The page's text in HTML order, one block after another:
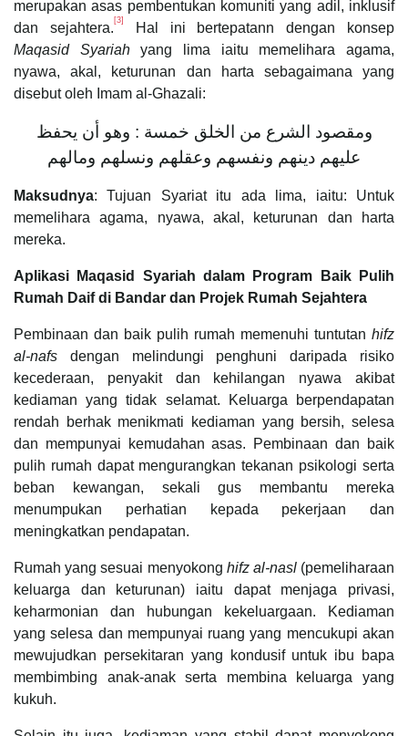
merupakan asas pembentukan komuniti yang adil, inklusif
dan sejahtera. [3]
Hal ini bertepatann dengan konsep
Maqasid Syariahyang lima iaitu memelihara agama,
nyawa, akal, keturunan dan harta sebagaimana yang
disebut oleh Imam al-Ghazali:
ومقصود الشرع من الخلق خمسة : وهو أن يحفظ
عليهم دينهم ونفسهم وعقلهم ونسلهم ومالهم
Maksudnya: Tujuan Syariat itu ada lima, iaitu: Untuk
memelihara agama, nyawa, akal, keturunan dan harta
mereka.
Aplikasi Maqasid Syariah dalam Program Baik Pulih
Rumah Daif di Bandar dan Projek Rumah Sejahtera
Pembinaan dan baik pulih rumah memenuhi tuntutan hifz
al-nafs dengan melindungi penghuni daripada risiko
kecederaan, penyakit dan kehilangan nyawa akibat
kediaman yang tidak selamat. Keluarga berpendapatan
rendah berhak menikmati kediaman yang bersih, selesa
dan mempunyai kemudahan asas. Pembinaan dan baik
pulih rumah dapat mengurangkan tekanan psikologi serta
beban kewangan, sekali gus membantu mereka
menumpukan perhatian kepada pekerjaan dan
meningkatkan pendapatan.
Rumah yang sesuai menyokong hifz al-nasl(pemeliharaan
keluarga dan keturunan) iaitu dapat menjaga privasi,
keharmonian dan hubungan kekeluargaan. Kediaman
yang selesa dan mempunyai ruang yang mencukupi akan
mewujudkan persekitaran yang kondusif untuk ibu bapa
membimbing anak-anak serta membina keluarga yang
kukuh.